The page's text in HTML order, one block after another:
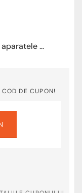
Cashback de pana la 1.200 lei la aparatele Canon
DE CUPON!